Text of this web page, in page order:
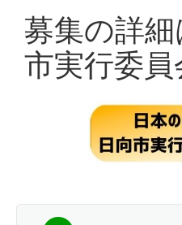
募集の詳
市実行委